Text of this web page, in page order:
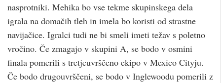
nasprotniki. Mehika bo vse tekme skupinskega dela
igrala na domačih tleh in imela bo koristi od strastne
navijačice. Igralci tudi ne bi smeli imeti težav s poletno
vročino. Če zmagajo v skupini A, se bodo v osmini
finala pomerili s tretjeuvrščeno ekipo v Mexico Cityju.
Če bodo drugouvrščeni, se bodo v Inglewoodu pomerili z